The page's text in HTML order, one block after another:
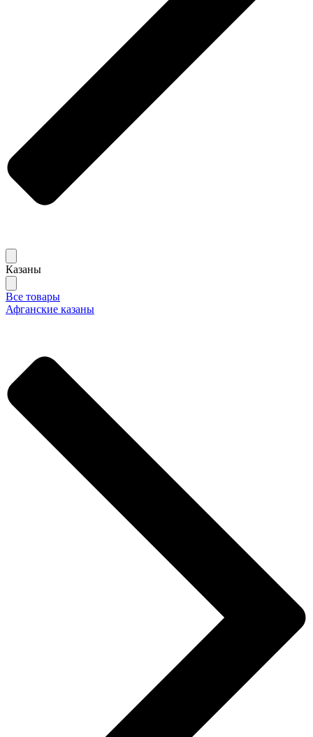
Казаны
Все товары
Афганские казаны